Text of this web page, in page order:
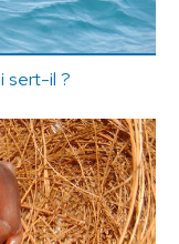
sert-il ?